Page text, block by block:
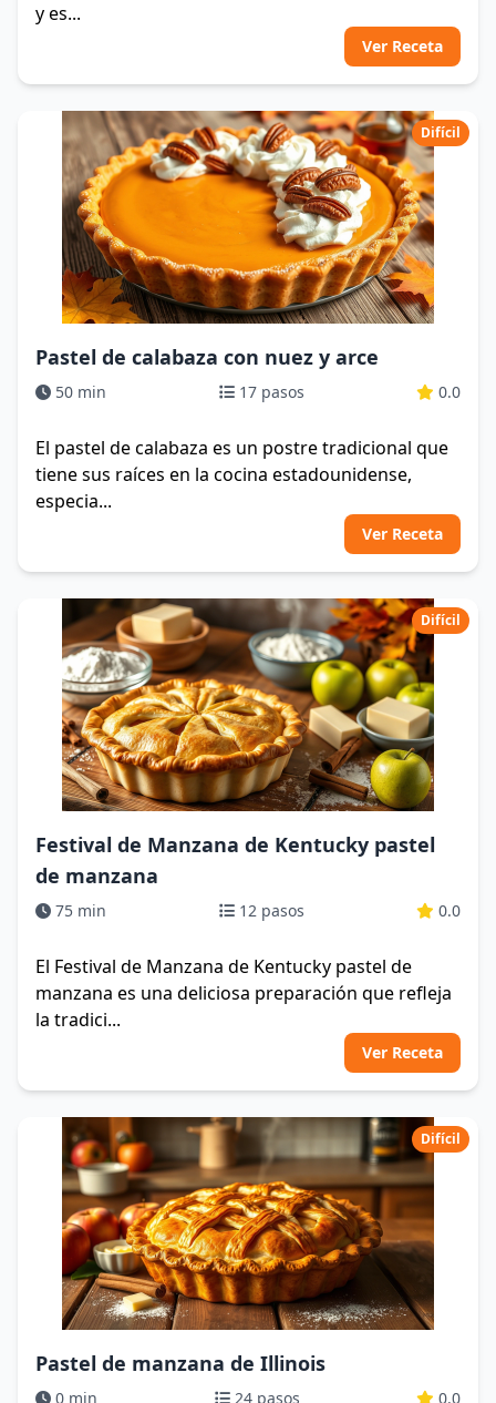
y es...
Ver Receta
Difícil
Pastel de calabaza con nuez y arce
50 min 17 pasos 0.0
El pastel de calabaza es un postre tradicional que
tiene sus raíces en la cocina estadounidense,
especia...
Ver Receta
Difícil
Festival de Manzana de Kentucky pastel
de manzana
75 min 12 pasos 0.0
El Festival de Manzana de Kentucky pastel de
manzana es una deliciosa preparación que refleja
la tradici...
Ver Receta
Difícil
Pastel de manzana de Illinois
0 min 24 pasos 0.0